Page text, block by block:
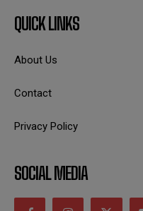
QUICK LINKS
About Us
Contact
Privacy Policy
SOCIAL MEDIA